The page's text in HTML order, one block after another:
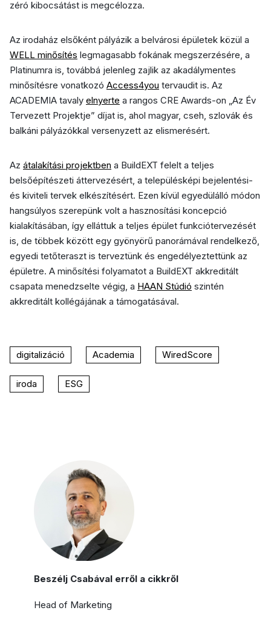
zéró kibocsátást is megcélozza.
Az irodaház elsőként pályázik a belvárosi épületek közül a
WELL minősítés legmagasabb fokának megszerzésére, a
Platinumra is, továbbá jelenleg zajlik az akadálymentes
minősítésre vonatkozó Access4you tervaudit is. Az
ACADEMIA tavaly elnyerte a rangos CRE Awards-on „Az Év
Tervezett Projektje” díjat is, ahol magyar, cseh, szlovák és
balkáni pályázókkal versenyzett az elismerésért.
Az átalakítási projektben a BuildEXT felelt a teljes
belsőépítészeti áttervezésért, a településképi bejelentési-
és kiviteli tervek elkészítésért. Ezen kívül egyedülálló módon
hangsúlyos szerepünk volt a hasznosítási koncepció
kialakításában, így elláttuk a teljes épület funkciótervezését
is, de többek között egy gyönyörű panorámával rendelkező,
egyedi tetőteraszt is terveztünk és engedélyeztettünk az
épületre. A minősítési folyamatot a BuildEXT akkreditált
csapata menedzselte végig, a HAAN Stúdió szintén
akkreditált kollégájának a támogatásával.
digitalizáció Academia WiredScore
iroda ESG
Beszélj Csabával erről a cikkről
Head of Marketing